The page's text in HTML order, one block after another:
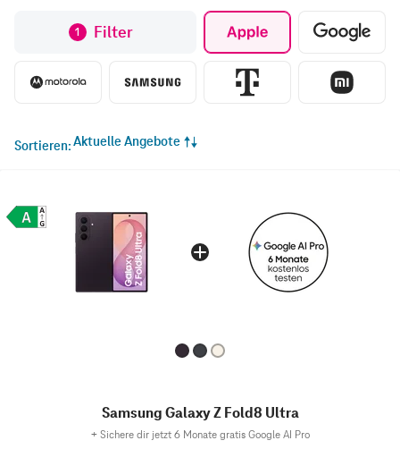
1 Filter
Sortieren Aktuelle Angebote
Samsung Galaxy Z Fold8 Ultra
+ Sichere dir jetzt 6 Monate gratis Google AI Pro